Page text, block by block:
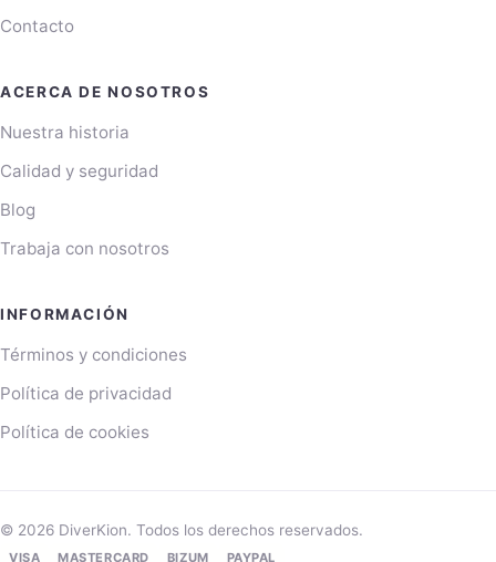
Contacto
ACERCA DE NOSOTROS
Nuestra historia
Calidad y seguridad
Blog
Trabaja con nosotros
INFORMACIÓN
Términos y condiciones
Política de privacidad
Política de cookies
© 2026 DiverKion. Todos los derechos reservados.
VISA MASTERCARD BIZUM PAYPAL